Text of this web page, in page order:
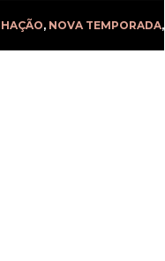
, NOVA TEMPORADA,